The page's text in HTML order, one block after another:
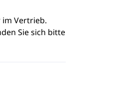
Vertrieb.
Sie sich bitte